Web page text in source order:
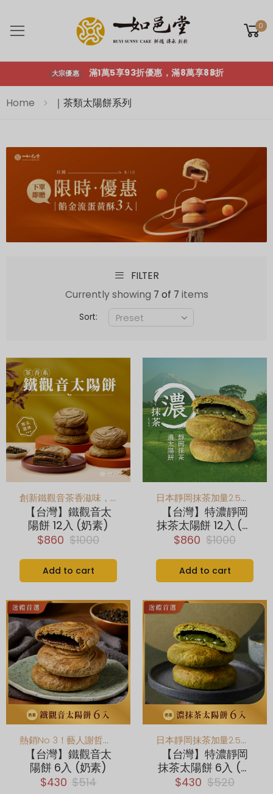
Toggle mobile menu
0
大宗優惠 滿1萬5享93折優惠，滿8萬享88折
Home ｜茶類太陽餅系列
FILTER
Currently showing 7 of 7 items
Sort:
創新鐵觀音茶香滋味，香氣回韻大人味
【台灣】鐵觀音太
陽餅 12入 (奶素)
$860 $1000
Add to cart
日本靜岡抹茶加量2.5倍！重度抹茶控必吃
【台灣】特濃靜岡
抹茶太陽餅 12入 (奶
素)
$860 $1000
Add to cart
熱銷No 3！藝人謝哲青推薦！創新鐵觀音茶香滋味，香氣回韻大人味
【台灣】鐵觀音太
陽餅 6入 (奶素)
$430 $514
日本靜岡抹茶加量2.5倍！重度抹茶控必吃
【台灣】特濃靜岡
抹茶太陽餅 6入 (奶
素)
$430 $520